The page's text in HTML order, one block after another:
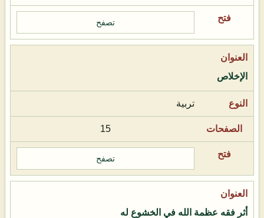
تصفح
الإخلاص
تربية
15
تصفح
أثر فقه عظمة الله في الخشوع له